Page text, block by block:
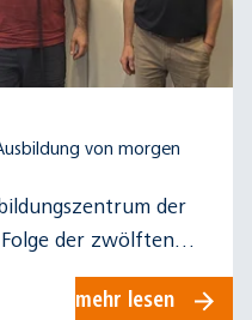
von morgen
der
der zwölften
verhör(t)".
mehr lesen